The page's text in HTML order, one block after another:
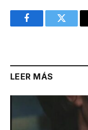
FacebookTwitter
LEER MÁS